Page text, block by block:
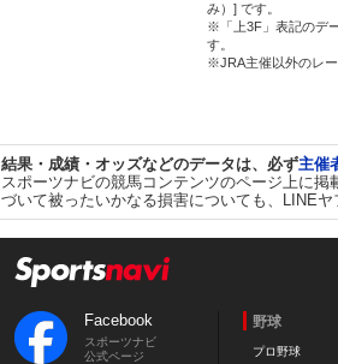
み）] です。
※「上3F」表記のデ
す。
※JRA主催以外のレー
結果・成績・オッズなどのデータは、必ず主催
スポーツナビの競馬コンテンツのページ上に
づいて被ったいかなる損害についても、LINE
Facebook
スポーツナビ
公式ページ
野球
プロ野球